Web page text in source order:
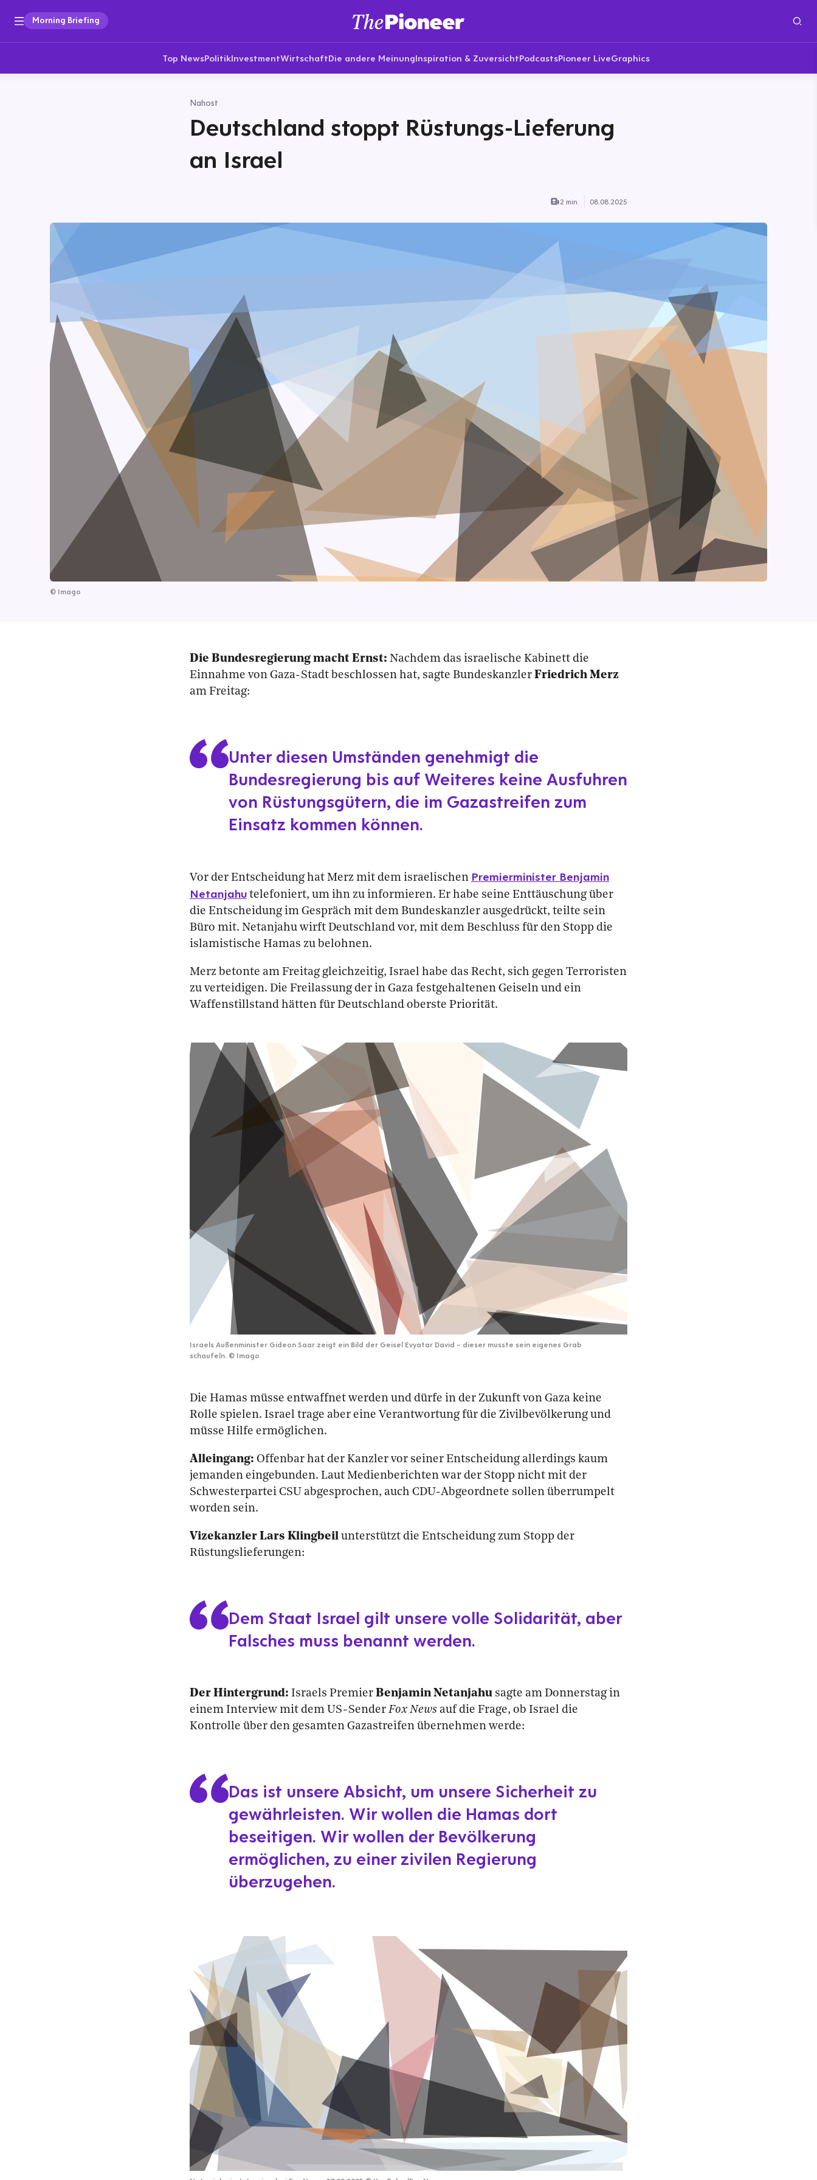
Morning Briefing
Top NewsPolitikInvestmentWirtschaftDie andere MeinungInspiration & ZuversichtPodcastsPioneer LiveGraphics
Nahost
Deutschland stoppt Rüstungs-Lieferung
an Israel
2 min. 08.08.2025
© Imago
Die Bundesregierung macht Ernst: Nachdem das israelische Kabinett die
Einnahme von Gaza-Stadt beschlossen hat, sagte Bundeskanzler Friedrich Merz
am Freitag:
Unter diesen Umständen genehmigt die
Bundesregierung bis auf Weiteres keine Ausfuhren
von Rüstungsgütern, die im Gazastreifen zum
Einsatz kommen können.
Vor der Entscheidung hat Merz mit dem israelischen Premierminister Benjamin
Netanjahu telefoniert, um ihn zu informieren. Er habe seine Enttäuschung über
die Entscheidung im Gespräch mit dem Bundeskanzler ausgedrückt, teilte sein
Büro mit. Netanjahu wirft Deutschland vor, mit dem Beschluss für den Stopp die
islamistische Hamas zu belohnen.
Merz betonte am Freitag gleichzeitig, Israel habe das Recht, sich gegen Terroristen
zu verteidigen. Die Freilassung der in Gaza festgehaltenen Geiseln und ein
Waffenstillstand hätten für Deutschland oberste Priorität.
Israels Außenminister Gideon Saar zeigt ein Bild der Geisel Evyatar David – dieser musste sein eigenes Grab
schaufeln. © Imago
Die Hamas müsse entwaffnet werden und dürfe in der Zukunft von Gaza keine
Rolle spielen. Israel trage aber eine Verantwortung für die Zivilbevölkerung und
müsse Hilfe ermöglichen.
Alleingang: Offenbar hat der Kanzler vor seiner Entscheidung allerdings kaum
jemanden eingebunden. Laut Medienberichten war der Stopp nicht mit der
Schwesterpartei CSU abgesprochen, auch CDU-Abgeordnete sollen überrumpelt
worden sein.
Vizekanzler Lars Klingbeil unterstützt die Entscheidung zum Stopp der
Rüstungslieferungen:
Dem Staat Israel gilt unsere volle Solidarität, aber
Falsches muss benannt werden.
Der Hintergrund: Israels Premier Benjamin Netanjahu sagte am Donnerstag in
einem Interview mit dem US-Sender Fox News auf die Frage, ob Israel die
Kontrolle über den gesamten Gazastreifen übernehmen werde:
Das ist unsere Absicht, um unsere Sicherheit zu
gewährleisten. Wir wollen die Hamas dort
beseitigen. Wir wollen der Bevölkerung
ermöglichen, zu einer zivilen Regierung
überzugehen.